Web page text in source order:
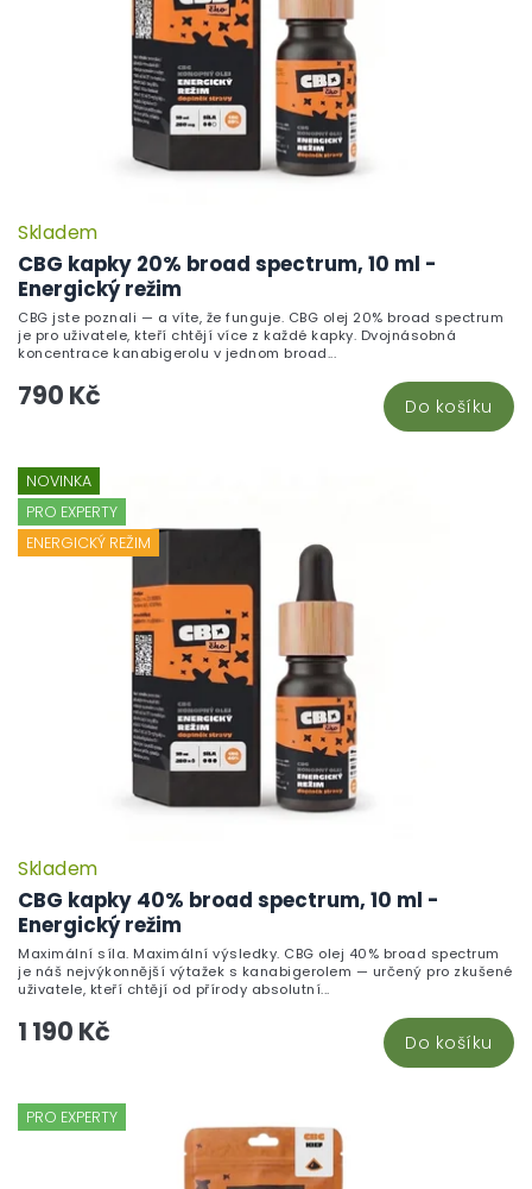
CBG kapky 20% broad spectrum, 10 ml -
Energický režim
Skladem
790 Kč Do košíku
CBG jste poznali — a víte, že funguje. CBG olej 20% broad spectrum
je pro uživatele, kteří chtějí více z každé kapky. Dvojnásobná
koncentrace kanabigerolu v jednom broad...
NOVINKA
PRO EXPERTY
ENERGICKÝ REŽIM
CBG kapky 40% broad spectrum, 10 ml -
Energický režim
Skladem
1 190 Kč Do košíku
Maximální síla. Maximální výsledky. CBG olej 40% broad spectrum
je náš nejvýkonnější výtažek s kanabigerolem — určený pro zkušené
uživatele, kteří chtějí od přírody absolutní...
PRO EXPERTY